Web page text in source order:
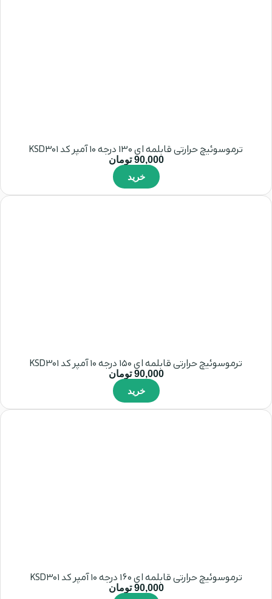
ترموسوئیچ حرارتی قابلمه ای 130 درجه 10 آمپر کد KSD301
90,000 تومان
خرید
ترموسوئیچ حرارتی قابلمه ای 150 درجه 10 آمپر کد KSD301
90,000 تومان
خرید
ترموسوئیچ حرارتی قابلمه ای 160 درجه 10 آمپر کد KSD301
90,000 تومان